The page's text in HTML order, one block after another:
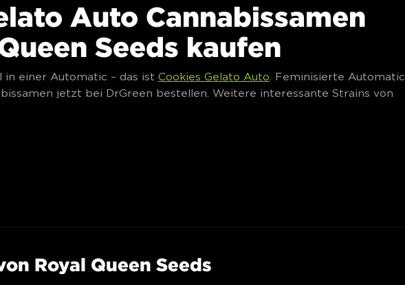
Auto Cannabissamen
Seeds kaufen
einer Automatic – das ist Cookies Gelato Auto . Feminisierte Automatic
jetzt bei DrGreen bestellen. Weitere interessante Strains von
Royal Queen Seeds